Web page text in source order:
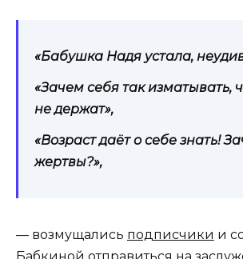
«Бабушка Надя устала,
«Зачем себя так изматывать,
не держат»,
«Возраст даёт о себе знать!
жертвы?»,
— возмущались подписчики и